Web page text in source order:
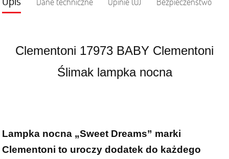
Clementoni 17973 BABY Clementoni
Ślimak lampka nocna
Lampka nocna „Sweet Dreams” marki
Clementoni to uroczy dodatek do każdego